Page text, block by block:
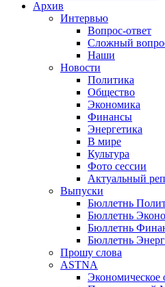
Архив
Интервью
Вопрос-ответ
Сложный
Наши
Новости
Политика
Общество
Экономика
Финансы
Энергетика
В мире
Культура
Фото сессии
Актуальный
Выпуски
Бюллетнь
Бюллетнь
Бюллетнь
Бюллетнь
Прошу слова
ASTNA
Экономическое